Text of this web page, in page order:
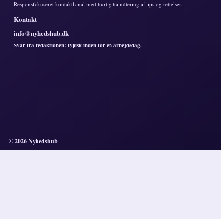
Responsfokuseret kontaktkanal med hurtig ha ndtering af tips og rettelser.
Kontakt
info@nyhedshub.dk
Svar fra redaktionen: typisk inden for en arbejdsdag.
© 2026 Nyhedshub